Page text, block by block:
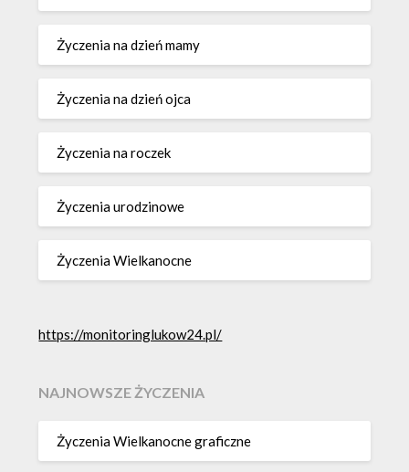
Życzenia na dzień mamy
Życzenia na dzień ojca
Życzenia na roczek
Życzenia urodzinowe
Życzenia Wielkanocne
https://monitoringlukow24.pl/
NAJNOWSZE ŻYCZENIA
Życzenia Wielkanocne graficzne